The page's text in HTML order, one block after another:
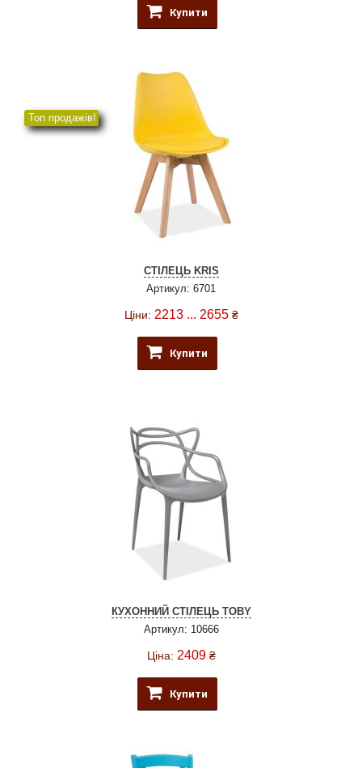
Купити
Топ продажів!
СТІЛЕЦЬ KRIS
Артикул: 6701
Ціни: 2213 ... 2655 ₴
Купити
КУХОННИЙ СТІЛЕЦЬ TOBY
Артикул: 10666
Ціна: 2409 ₴
Купити